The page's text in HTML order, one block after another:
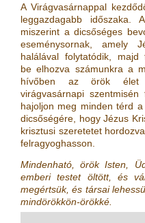
A Virágvasárnappal
leggazdagabb időszaka.
miszerint a dicsőséges
eseménysornak, amely
halálával folytatódik, majd
be elhozva számunkra a
hívőben az örök élet
virágvasárnapi
hajoljon meg minden térd
dicsőségére, hogy Jézus
krisztusi szeretetet
felragyoghasson.
Mindenható, örök Isten,
emberi testet öltött, és
megértsük, és társai
mindörökkön-örökké.